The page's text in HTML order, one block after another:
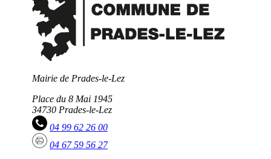
Mairie de Prades-le-Lez
Place du 8 Mai 1945
34730 Prades-le-Lez
04 99 62 26 00
04 67 59 56 27